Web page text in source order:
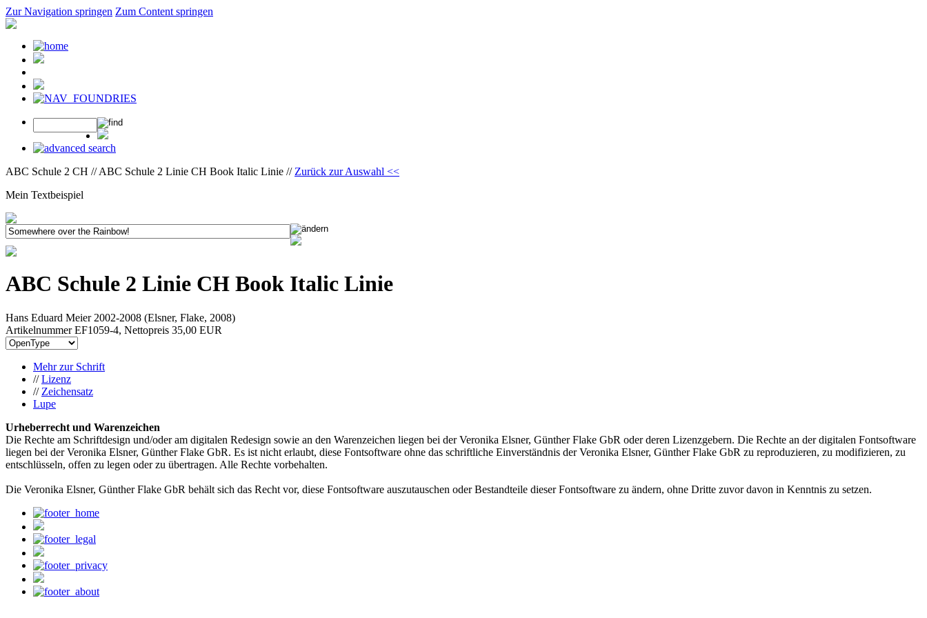
Zur Navigation springen Zum Content springen
ABC Schule 2 CH // ABC Schule 2 Linie CH Book Italic Linie // Zurück zur Auswahl <<
Mein Textbeispiel
ABC Schule 2 Linie CH Book Italic Linie
Hans Eduard Meier 2002-2008 (Elsner, Flake, 2008)
Artikelnummer EF1059-4, Nettopreis 35,00 EUR
Mehr zur Schrift
//Lizenz
// Zeichensatz
Lupe
Urheberrecht und Warenzeichen
Die Rechte am Schriftdesign und/oder am digitalen Redesign sowie an den Warenzeichen liegen bei der Veronika Elsner, Günther Flake GbR oder deren Lizenzgebern. Die Rechte an der digitalen Fontsoftware
liegen bei der Veronika Elsner, Günther Flake GbR. Es ist nicht erlaubt, diese Fontsoftware ohne das schriftliche Einverständnis der Veronika Elsner, Günther Flake GbR zu reproduzieren, zu modifizieren, zu
entschlüsseln, offen zu legen oder zu übertragen. Alle Rechte vorbehalten.
Die Veronika Elsner, Günther Flake GbR behält sich das Recht vor, diese Fontsoftware auszutauschen oder Bestandteile dieser Fontsoftware zu ändern, ohne Dritte zuvor davon in Kenntnis zu setzen.